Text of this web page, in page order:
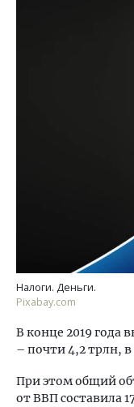
Налоги. Деньги.
Pixabay.com
В конце 2019 года
– почти 4,2 трлн, в
При этом общий
от ВВП составила
земли.
стандартом